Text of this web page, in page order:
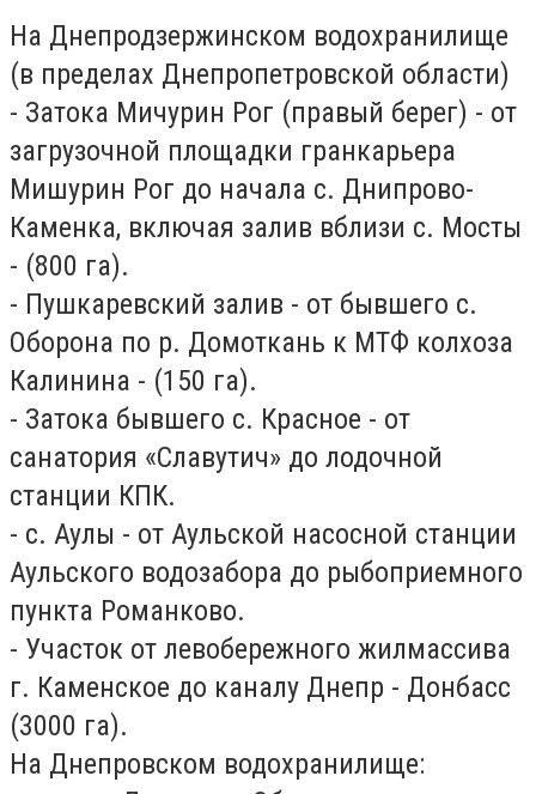
На Днепродзержинском водохранилище
(в пределах Днепропетровской области)
- Затока Мичурин Рог (правый берег) - от
загрузочной площадки гранкарьера
Мишурин Рог до начала с. Днипрово-
Каменка, включая залив вблизи с. Мосты
- (800 га).
- Пушкаревский залив - от бывшего с.
Оборона по р. Домоткань к МТФ колхоза
Калинина - (150 га).
- Затока бывшего с. Красное - от
санатория «Славутич» до лодочной
станции КПК.
- с. Аулы - от Аульской насосной станции
Аульского водозабора до рыбоприемного
пункта Романково.
- Участок от левобережного жилмассива
г. Каменское до каналу Днепр - Донбасс
(3000 га).
На Днепровском водохранилище: